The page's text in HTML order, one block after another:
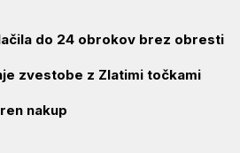
do 24 obrokov brez obresti
zvestobe z Zlatimi točkami
nakup